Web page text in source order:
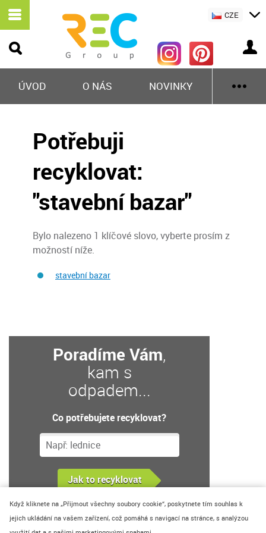
ÚVOD O NÁS NOVINKY
CZE
Potřebuji
recyklovat:
"stavební bazar"
Bylo nalezeno 1 klíčové slovo, vyberte prosím z
možností níže.
stavební bazar
Poradíme Vám,
kam s
odpadem...
Co potřebujete recyklovat?
Když kliknete na „Přijmout všechny soubory cookie“, poskytnete tím souhlas k
jejich ukládání na vašem zařízení, což pomáhá s navigací na stránce, s analýzou